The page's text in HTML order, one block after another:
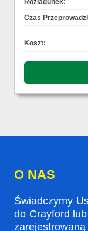
Rozładunek:
Czas
Koszt:
O NAS
Świadczymy
do Crayford